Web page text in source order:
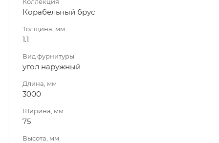
Корабельный брус
Толщина, мм
1.1
Вид фурнитуры
угол наружный
Длина, мм
3000
Ширина, мм
75
Высота, мм